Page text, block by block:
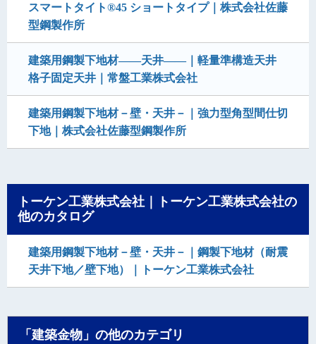
スマートタイト®45 ショートタイプ｜株式会社佐藤
型鋼製作所
建築用鋼製下地材――天井――｜軽量準構造天井
格子固定天井｜常盤工業株式会社
建築用鋼製下地材－壁・天井－｜強力型角型間仕切
下地｜株式会社佐藤型鋼製作所
トーケン工業株式会社｜トーケン工業株式会社の
他のカタログ
建築用鋼製下地材－壁・天井－｜鋼製下地材（耐震
天井下地／壁下地）｜トーケン工業株式会社
「建築金物」の他のカテゴリ